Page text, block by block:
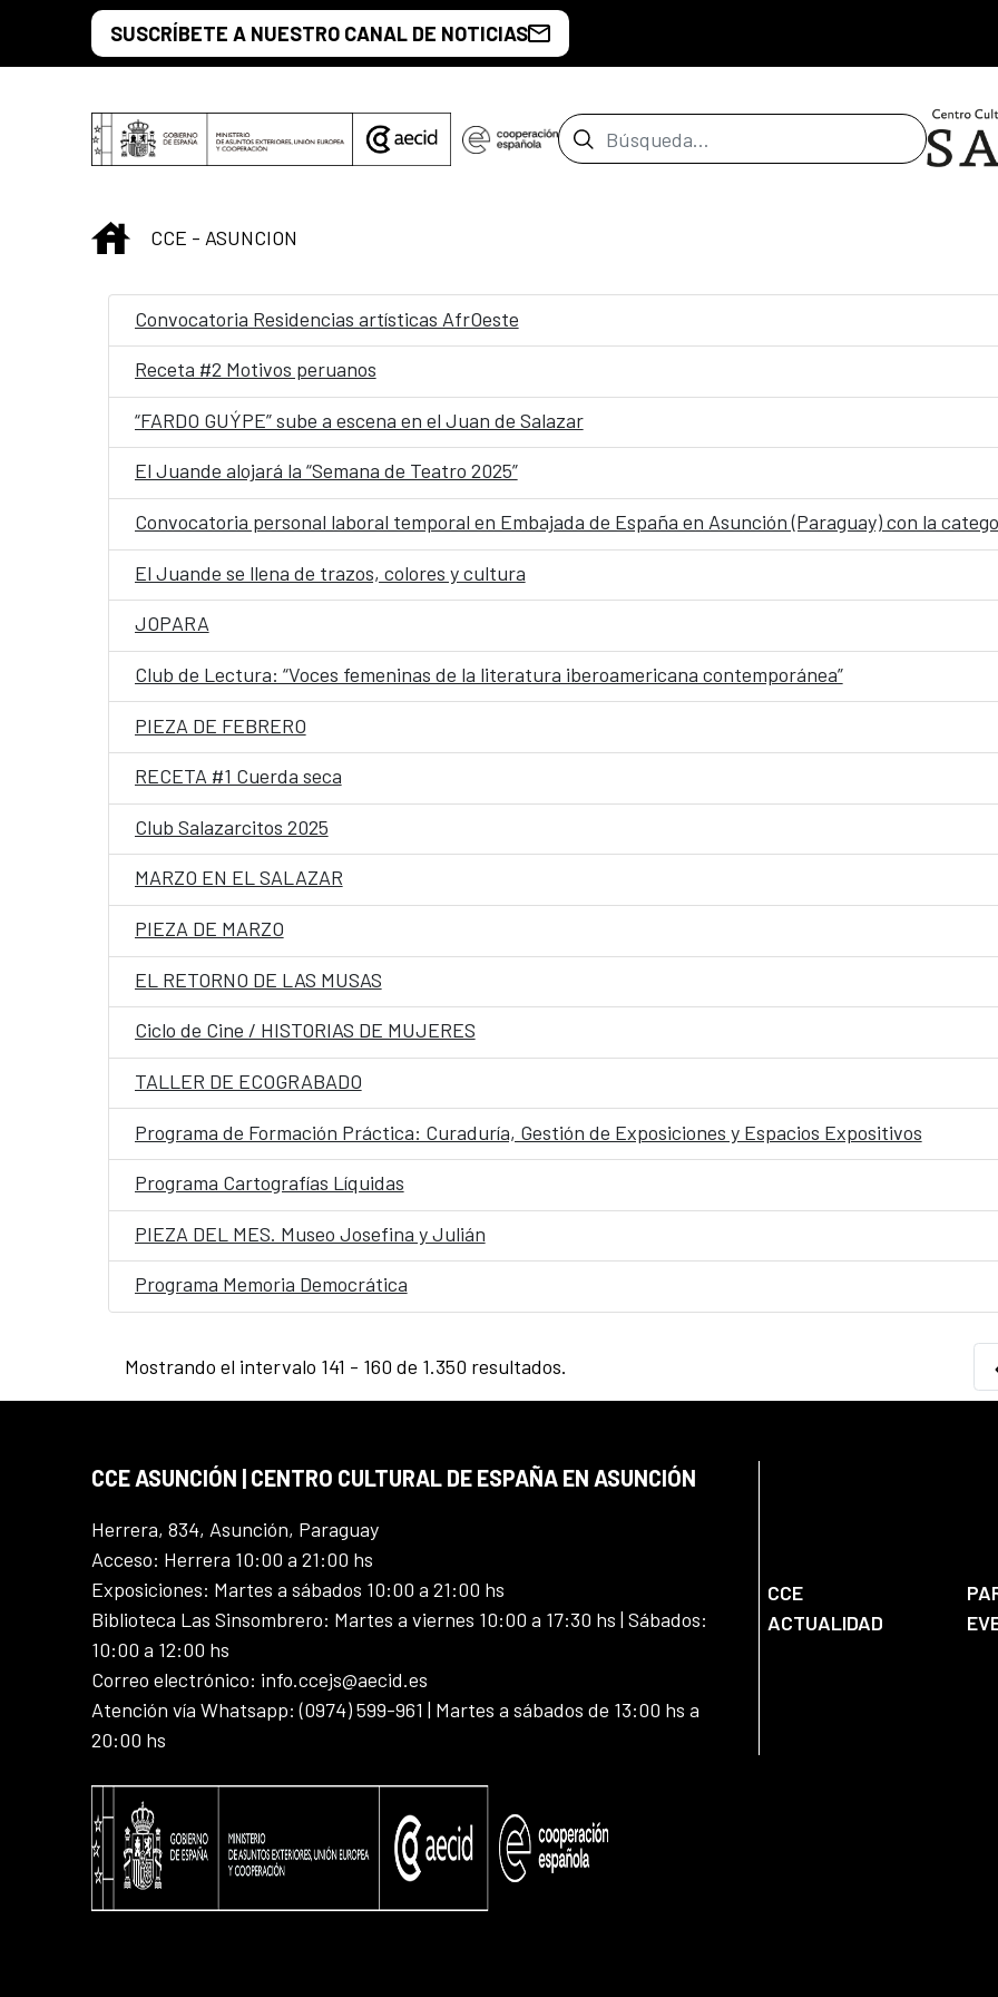
Saltar al contenido principal
SUSCRÍBETE A NUESTRO CANAL DE NOTICIAS
Barra de búsqueda
INICIO
CCE - ASUNCION
Convocatoria Residencias artísticas AfrOeste
Receta #2 Motivos peruanos
“FARDO GUÝPE” sube a escena en el Juan de Salazar
El Juande alojará la “Semana de Teatro 2025”
Convocatoria personal laboral temporal en Embajada de España en Asunción (Paraguay) con la
El Juande se llena de trazos, colores y cultura
JOPARA
Club de Lectura: “Voces femeninas de la literatura iberoamericana contemporánea”
PIEZA DE FEBRERO
RECETA #1 Cuerda seca
Club Salazarcitos 2025
MARZO EN EL SALAZAR
PIEZA DE MARZO
EL RETORNO DE LAS MUSAS
Ciclo de Cine / HISTORIAS DE MUJERES
TALLER DE ECOGRABADO
Programa de Formación Práctica: Curaduría, Gestión de Exposiciones y Espacios Expositivos
Programa Cartografías Líquidas
PIEZA DEL MES. Museo Josefina y Julián
Programa Memoria Democrática
Mostrando el intervalo 141 - 160 de 1.350 resultados.
CCE ASUNCIÓN | CENTRO CULTURAL DE ESPAÑA EN ASUNCIÓN
Herrera, 834, Asunción, Paraguay
Acceso: Herrera 10:00 a 21:00 hs
Exposiciones: Martes a sábados 10:00 a 21:00 hs
Biblioteca Las Sinsombrero: Martes a viernes 10:00 a 17:30 hs | Sábados:
10:00 a 12:00 hs
Correo electrónico: info.ccejs@aecid.es
Atención vía Whatsapp: (0974) 599-961 | Martes a sábados de 13:00 hs a
20:00 hs
CCE
ACTUALIDAD